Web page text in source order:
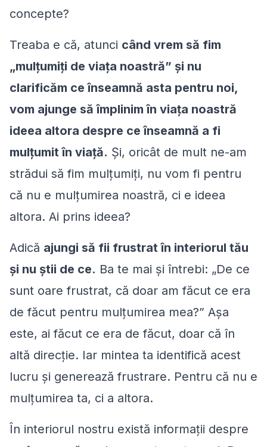
concepte?
Treaba e că, atunci când vrem să fim
„mulțumiți de viața noastră” și nu
clarificăm ce înseamnă asta pentru noi,
vom ajunge să împlinim în viața noastră
ideea altora despre ce înseamnă a fi
mulțumit în viață. Și, oricât de mult ne-am
strădui să fim mulțumiți, nu vom fi pentru
că nu e mulțumirea noastră, ci e ideea
altora. Ai prins ideea?
Adică ajungi să fii frustrat în interiorul tău
și nu știi de ce. Ba te mai și întrebi: „De ce
sunt oare frustrat, că doar am făcut ce era
de făcut pentru mulțumirea mea?” Așa
este, ai făcut ce era de făcut, doar că în
altă direcție. Iar mintea ta identifică acest
lucru și generează frustrare. Pentru că nu e
mulțumirea ta, ci a altora.
În interiorul nostru există informații despre